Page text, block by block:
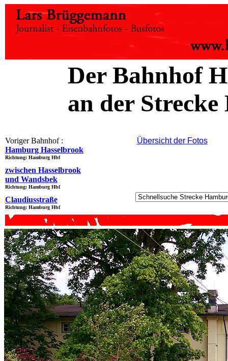
Der Bahnhof
an der
Voriger Bahnhof :
Hamburg Hasselbrook
Richtung: Hamburg Hbf
zwischen Hasselbrook
und Wandsbek
Richtung: Hamburg Hbf
Claudiusstraße
Richtung: Hamburg Hbf
Übersicht der Fotos